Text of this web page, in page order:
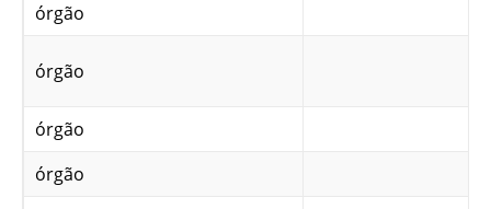
órgão
órgão
órgão
órgão